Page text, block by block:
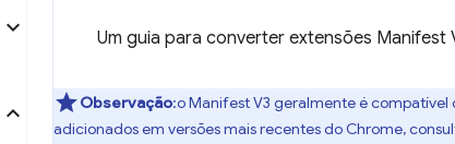
Um guia para converter extensões Manifest
Observação:o Manifest V3 geralmente é compatível
adicionados em versões mais recentes do Chrome,